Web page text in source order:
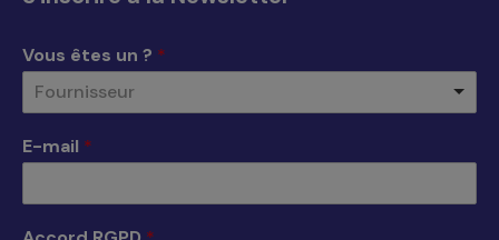
dans
nouvelle
fenêtre
dans
nouvelle
fenêtre
dans
nouvelle
fenêtre
dans
nouvelle
Vous êtes un ? *
Fournisseur
E-mail *